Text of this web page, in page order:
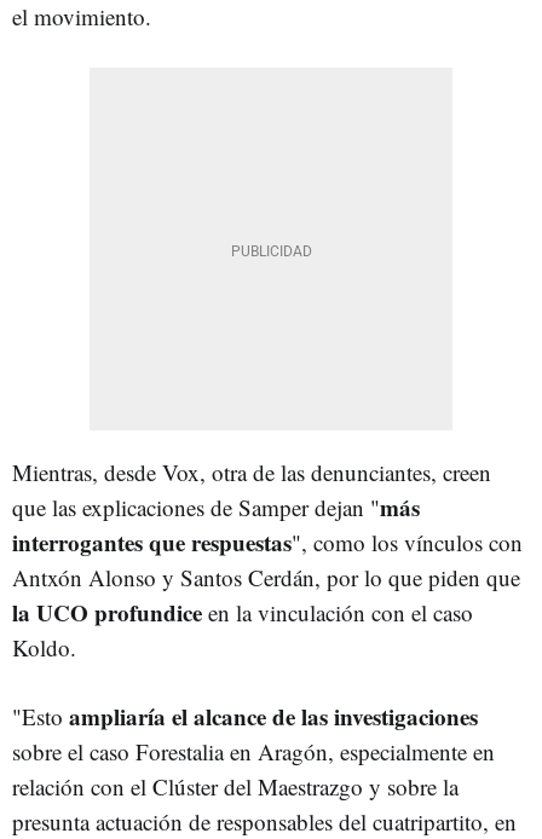
el movimiento.
Mientras, desde Vox, otra de las denunciantes, creen
que las explicaciones de Samper dejan "más
interrogantes que respuestas", como los vínculos con
Antxón Alonso y Santos Cerdán, por lo que piden que
la UCO profundice en la vinculación con el caso
Koldo.
"Esto ampliaría el alcance de las investigaciones
sobre el caso Forestalia en Aragón, especialmente en
relación con el Clúster del Maestrazgo y sobre la
presunta actuación de responsables del cuatripartito, en